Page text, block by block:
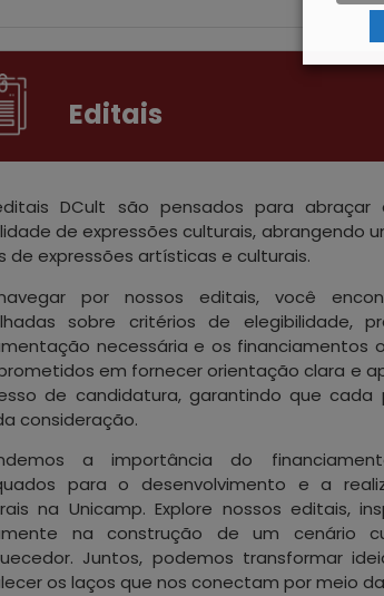
Editais
DCult são pensados para
de expressões culturais, abrangendo
de expressões artísticas e culturais.
por nossos editais, você
sobre critérios de elegibilidade,
necessária e os financiamentos
em fornecer orientação clara e
de candidatura, garantindo que
consideração.
a importância do
para o desenvolvimento e a
na Unicamp. Explore nossos editais,
na construção de um cenário
Juntos, podemos transformar
os laços que nos conectam por meio